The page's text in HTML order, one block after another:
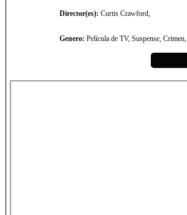
Director(es): Curtis Crawford,
Genero: Película de TV, Suspense, Crimen,